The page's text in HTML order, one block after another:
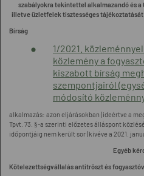
szabályokra tekintettel alkalmazandó és a
illetve üzletfelek tisztességes tájékoztatását
Bírság
1/2021.
közlemény a
kiszabott bírság
szempontjairól
módosító
alkalmazás: azon eljárásokban (ideértve a
Tpvt. 73. §-a szerinti előzetes álláspont
időpontjáig nem került sor (kivéve a 2021.
Egyéb
Kötelezettségvállalás antitröszt és